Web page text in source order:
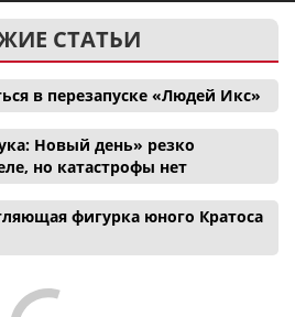
СТАТЬИ
в перезапуске «Людей Икс»
Новый день» резко
но катастрофы нет
фигурка юного Кратоса